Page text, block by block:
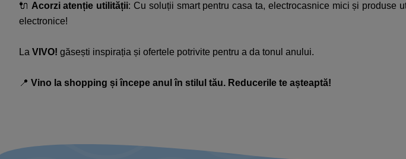
🔌 Acorzi atenție utilității: Cu soluții smart pentru casa ta, electrocasnice mici și produse
electronice!​
La VIVO! găsești inspirația și ofertele potrivite pentru a da tonul anului.​
📍 Vino la shopping și începe anul în stilul tău. Reducerile te așteaptă!